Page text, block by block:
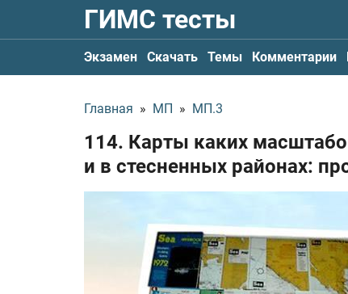
ГИМС тесты
Экзамен Скачать Темы Комментарии
Главная » МП » МП.3
114. Карты каких
и в стесненных районах: